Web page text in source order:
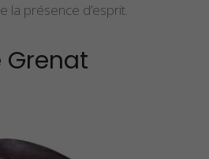
la présence d’esprit.
Grenat